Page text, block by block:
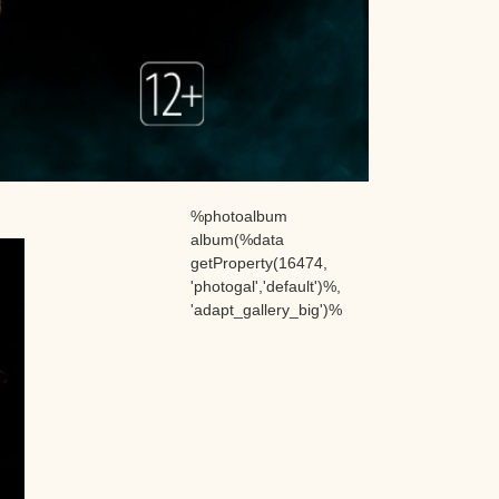
%photoalbum
album(%data
getProperty(16474,
'photogal','default')%,
'adapt_gallery_big')%